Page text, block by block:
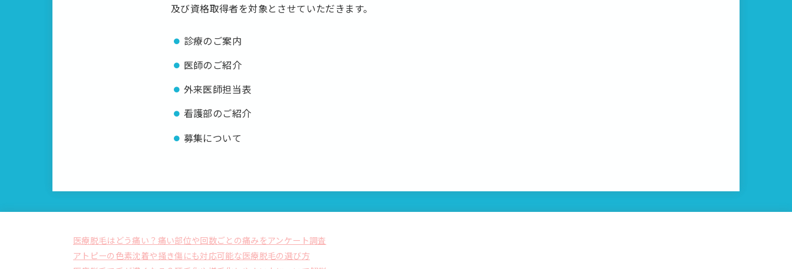
及び資格取得者を対象とさせていただきます。
診療のご案内
医師のご紹介
外来医師担当表
看護部のご紹介
募集について
医療脱毛はどう痛い？痛い部位や回数ごとの痛みをアンケート調査
アトピーの色素沈着や掻き傷にも対応可能な医療脱毛の選び方